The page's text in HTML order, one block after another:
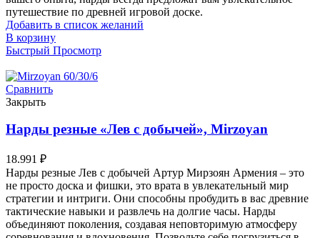
путешествие по древней игровой доске.
Добавить в список желаний
В корзину
Быстрый Просмотр
Сравнить
Закрыть
Нарды резные «Лев с добычей», Mirzoyan
18.991 ₽
Нарды резные Лев с добычей Артур Мирзоян Армения – это
не просто доска и фишки, это врата в увлекательный мир
стратегии и интриги. Они способны пробудить в вас древние
тактические навыки и развлечь на долгие часы. Нарды
объединяют поколения, создавая неповторимую атмосферу